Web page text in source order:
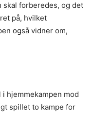
skal forberedes, og det
på, hvilket
også vidner om,
hjemmekampen mod
spillet to kampe for